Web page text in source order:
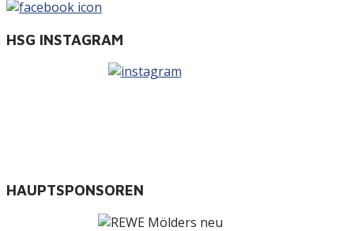
HSG INSTAGRAM
HAUPTSPONSOREN